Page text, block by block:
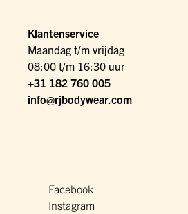
Klantenservice
Maandag t/m vrijdag
08:00 t/m 16:30 uur
+31 182 760 005
info@rjbodywear.com
Facebook
Instagram